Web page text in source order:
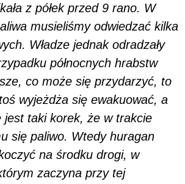
z półek przed 9 rano. W
musieliśmy odwiedzać kilka
Władze jednak odradzały
północnych hrabstw
co może się przydarzyć, to
wyjeżdża się ewakuować, a
jest taki korek, że w trakcie
się paliwo. Wtedy huragan
na środku drogi, w
zaczyna przy tej